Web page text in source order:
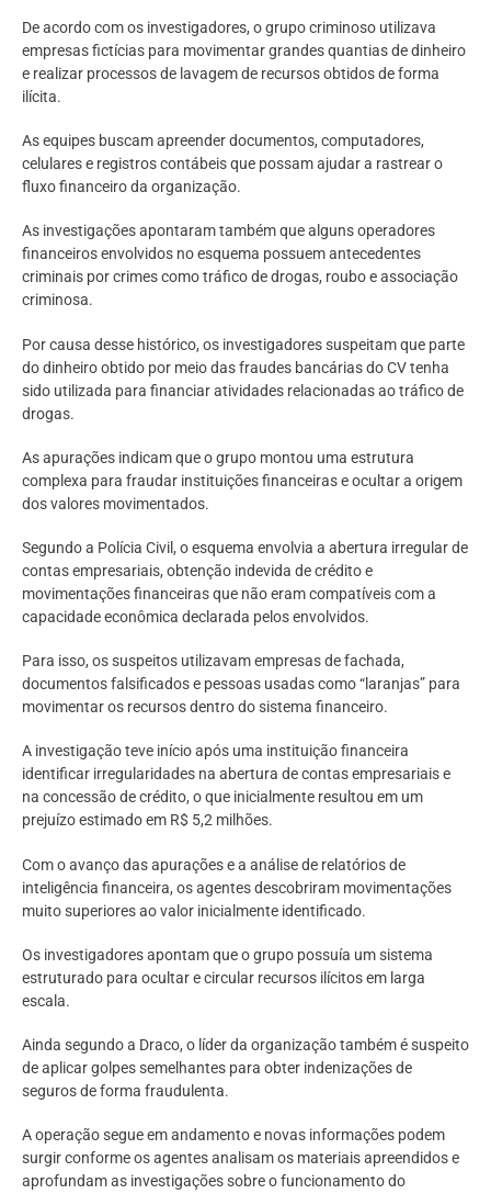
De acordo com os investigadores, o grupo criminoso utilizava
empresas fictícias para movimentar grandes quantias de dinheiro
e realizar processos de lavagem de recursos obtidos de forma
ilícita.
As equipes buscam apreender documentos, computadores,
celulares e registros contábeis que possam ajudar a rastrear o
fluxo financeiro da organização.
As investigações apontaram também que alguns operadores
financeiros envolvidos no esquema possuem antecedentes
criminais por crimes como tráfico de drogas, roubo e associação
criminosa.
Por causa desse histórico, os investigadores suspeitam que parte
do dinheiro obtido por meio das fraudes bancárias do CV tenha
sido utilizada para financiar atividades relacionadas ao tráfico de
drogas.
As apurações indicam que o grupo montou uma estrutura
complexa para fraudar instituições financeiras e ocultar a origem
dos valores movimentados.
Segundo a Polícia Civil, o esquema envolvia a abertura irregular de
contas empresariais, obtenção indevida de crédito e
movimentações financeiras que não eram compatíveis com a
capacidade econômica declarada pelos envolvidos.
Para isso, os suspeitos utilizavam empresas de fachada,
documentos falsificados e pessoas usadas como “laranjas” para
movimentar os recursos dentro do sistema financeiro.
A investigação teve início após uma instituição financeira
identificar irregularidades na abertura de contas empresariais e
na concessão de crédito, o que inicialmente resultou em um
prejuízo estimado em R$ 5,2 milhões.
Com o avanço das apurações e a análise de relatórios de
inteligência financeira, os agentes descobriram movimentações
muito superiores ao valor inicialmente identificado.
Os investigadores apontam que o grupo possuía um sistema
estruturado para ocultar e circular recursos ilícitos em larga
escala.
Ainda segundo a Draco, o líder da organização também é suspeito
de aplicar golpes semelhantes para obter indenizações de
seguros de forma fraudulenta.
A operação segue em andamento e novas informações podem
surgir conforme os agentes analisam os materiais apreendidos e
aprofundam as investigações sobre o funcionamento do